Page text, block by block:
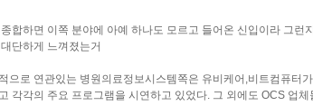
합하면 이쪽 분야에 아예 하나도 모르고 들어온 신입이라 그런지
단하게 느껴졌는거
으로 연관있는 병원의료정보시스템쪽은 유비케어,비트컴퓨터
각각의 주요 프로그램을 시연하고 있었다. 그 외에도 OCS 업체